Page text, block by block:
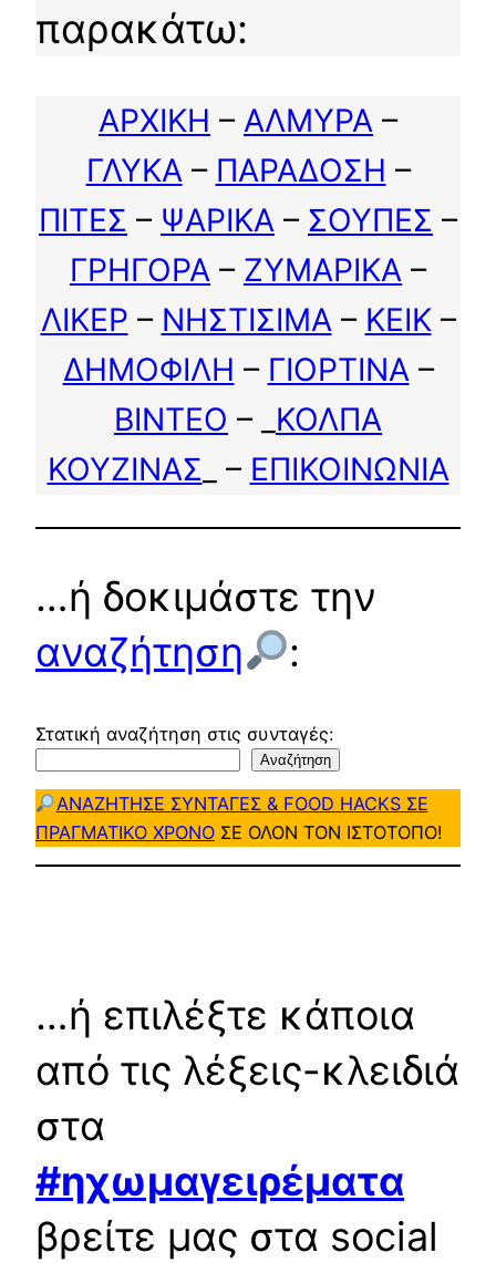
παρακάτω:
ΑΡΧΙΚΗ – ΑΛΜΥΡΑ –
ΓΛΥΚΑ– ΠΑΡΑΔΟΣΗ –
ΠΙΤΕΣ – ΨΑΡΙΚΑ – ΣΟΥΠΕΣ –
ΓΡΗΓΟΡΑ – ΖΥΜΑΡΙΚΑ –
ΛΙΚΕΡ – ΝΗΣΤΙΣΙΜΑ– ΚΕΙΚ–
ΔΗΜΟΦΙΛΗ – ΓΙΟΡΤΙΝΑ–
ΒΙΝΤΕΟ – _ ΚΟΛΠΑ
ΚΟΥΖΙΝΑΣ _ – ΕΠΙΚΟΙΝΩΝΙΑ
…ή δοκιμάστε την
αναζήτηση
:
Στατική αναζήτηση στις συνταγές:
Αναζήτηση
ΑΝΑΖΗΤΗΣΕ ΣΥΝΤΑΓΕΣ & FOOD HACKS ΣΕ
ΠΡΑΓΜΑΤΙΚΟ ΧΡΟΝΟ ΣΕ ΟΛΟΝ ΤΟΝ ΙΣΤΟΤΟΠΟ!
…ή επιλέξτε κάποια
από τις λέξεις-κλειδιά
στα
#ηχωμαγειρέματα
βρείτε μας στα social